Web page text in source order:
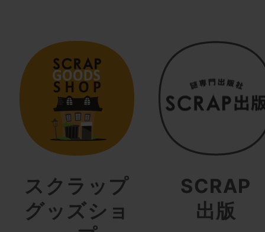
スクラップ
グッズショ
SCRAP
出版